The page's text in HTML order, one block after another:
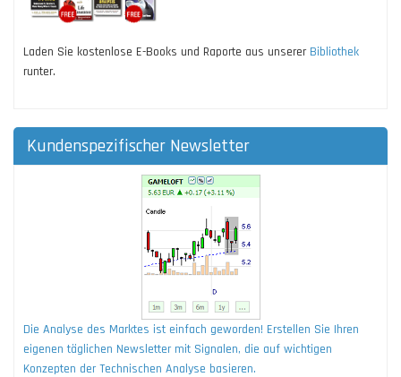
Laden Sie kostenlose E-Books und Raporte aus unserer Bibliothek
runter.
Kundenspezifischer Newsletter
Die Analyse des Marktes ist einfach geworden! Erstellen Sie Ihren
eigenen täglichen Newsletter mit Signalen, die auf wichtigen
Konzepten der Technischen Analyse basieren.